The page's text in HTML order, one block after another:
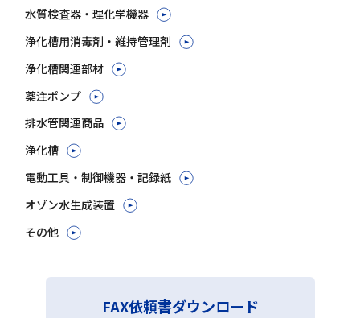
水質検査器・理化学機器
浄化槽用消毒剤・維持管理剤
浄化槽関連部材
薬注ポンプ
排水管関連商品
浄化槽
電動工具・制御機器・記録紙
オゾン水生成装置
その他
FAX依頼書ダウンロード